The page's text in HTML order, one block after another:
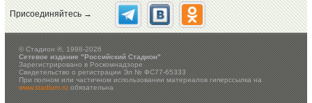
Присоединяйтесь →
©Стадион ®, 1998-2026
Сетевое издание "Российский Стадион"
Зарегистрировано в Роскомнадзоре
Свидетельство о регистрации Эл № ФС77-65333
При полном или частичном использовании материалов гиперссылка на
www.stadium.ruобязательна